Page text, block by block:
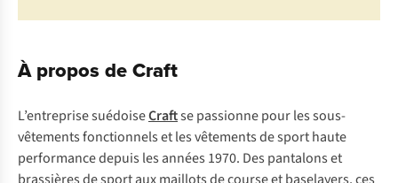
À propos de Craft
L’entreprise suédoiseCraftse passionne pour les sous-
vêtements fonctionnels et les vêtements de sport haute
performance depuis les années 1970. Des pantalons et